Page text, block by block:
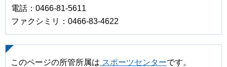
電話：0466-81-5611
ファクシミリ：0466-83-4622
このページの所管所属は スポーツセンターです。